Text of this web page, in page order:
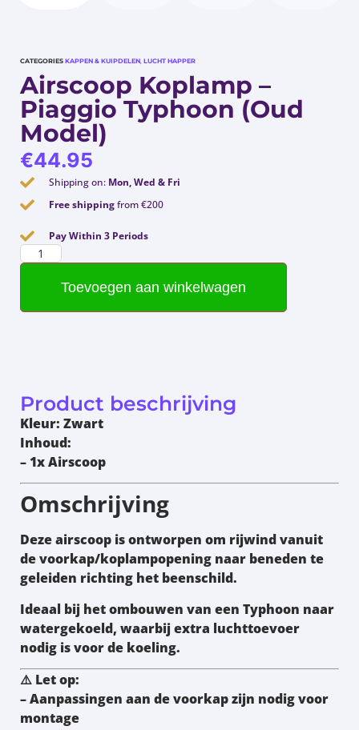
CATEGORIES KAPPEN & KUIPDELEN LUCHT HAPPER
Airscoop Koplamp –
Piaggio Typhoon (Oud
Model)
€44.95
Shipping on: Mon, Wed & Fri
Free shippingfrom €200
Pay Within 3 Periods
Toevoegen aan winkelwagen
Product beschrijving
Kleur: Zwart
Inhoud:
– 1x Airscoop
Omschrijving
Deze airscoop is ontworpen om rijwind vanuit
de voorkap/koplampopening naar beneden te
geleiden richting het beenschild.
Ideaal bij het ombouwen van een Typhoon naar
watergekoeld, waarbij extra luchttoevoer
nodig is voor de koeling.
⚠️ Let op:
– Aanpassingen aan devoorkapzijn nodig voor
montage